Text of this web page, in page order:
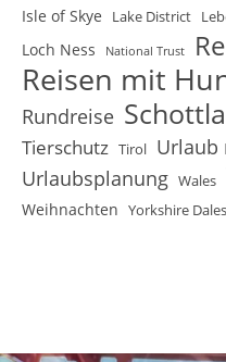
Isle of Skye Lake District
Loch Ness National Trust
Reisen mit
Rundreise
Tierschutz Tirol Urlaub
Urlaubsplanung Wales
Weihnachten Yorkshire Dales